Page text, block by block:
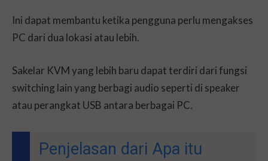
Ini dapat membantu ketika pengguna perlu mengakses
PC dari dua lokasi atau lebih.
Sakelar KVM yang lebih baru dapat terdiri dari fungsi
switching lain yang berbagi audio seperti di speaker
atau perangkat USB antara berbagai PC.
Penjelasan dari Apa itu